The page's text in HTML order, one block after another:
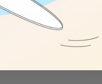
dein Gerät entsperrt ist,
die
eSIM einen Tag vor